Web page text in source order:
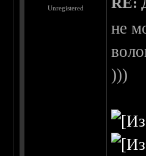
Unregistered
не
)))